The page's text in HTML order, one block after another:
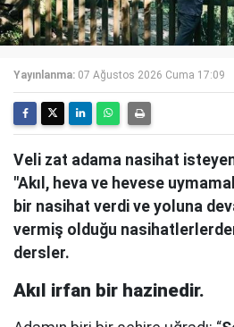
Yayınlanma: 07 Ağustos 2026 Cuma 17:09
Veli zat adama nasihat
"Akıl, heva ve hevese
bir nasihat verdi ve yoluna
vermiş olduğu
dersler.
Akıl irfan bir hazinedir.